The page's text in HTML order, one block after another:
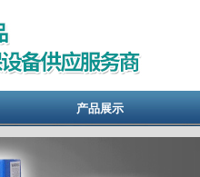
产品展示